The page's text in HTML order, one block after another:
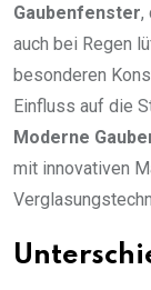
Gaubenfenster,
auch bei Regen
besonderen
Einfluss auf die
Moderne
mit innovativen